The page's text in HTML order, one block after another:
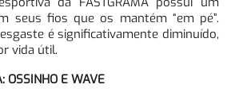
seus fios que os mantém “em pé”.
é significativamente diminuído,
vida útil.
OSSINHO E WAVE